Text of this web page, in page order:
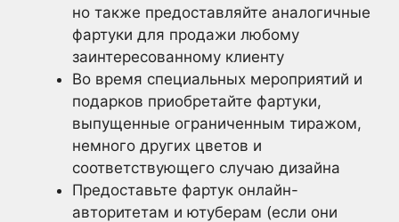
но также предоставляйте аналогичные
фартуки для продажи любому
заинтересованному клиенту
Во время специальных мероприятий и
подарков приобретайте фартуки,
выпущенные ограниченным тиражом,
немного других цветов и
соответствующего случаю дизайна
Предоставьте фартук онлайн-
авторитетам и ютуберам (если они